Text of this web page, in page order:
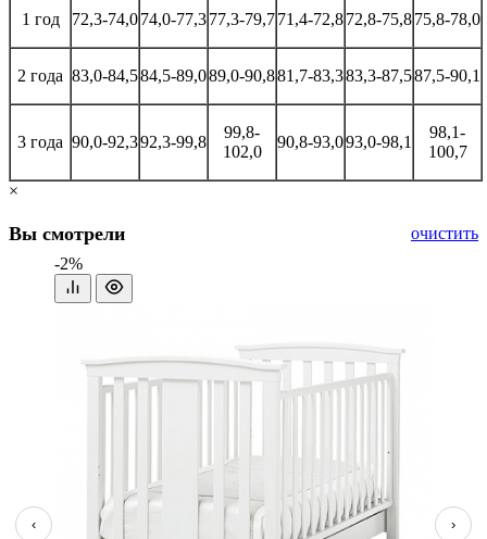
1 год 72,3-74,074,0-77,377,3-79,771,4-72,872,8-75,875,8-78,0
2 года 83,0-84,584,5-89,089,0-90,881,7-83,383,3-87,587,5-90,1
3 года 90,0-92,392,3-99,8
99,8-
102,0
90,8-93,093,0-98,1
98,1-
100,7
×
Вы смотрели очистить
‹ ›
-2%